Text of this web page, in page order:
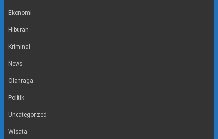
r
a
Ekonomi
Hiburan
Kriminal
News
Olahraga
Politik
Uncategorized
Wisata